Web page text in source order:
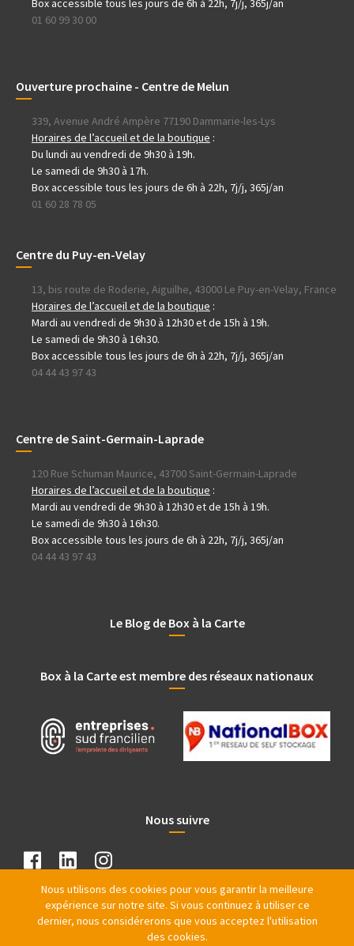
Box accessible tous les jours de 6h à 22h, 7j/j, 365j/an
01 60 99 30 00
Ouverture prochaine - Centre de Melun
339, Avenue André Ampère 77190 Dammarie-les-Lys
Horaires de l’accueil et de la boutique :
Du lundi au vendredi de 9h30 à 19h.
Le samedi de 9h30 à 17h.
Box accessible tous les jours de 6h à 22h, 7j/j, 365j/an
01 60 28 78 05
Centre du Puy-en-Velay
13, bis route de Roderie, Aiguilhe, 43000 Le Puy-en-Velay, France
Horaires de l’accueil et de la boutique :
Mardi au vendredi de 9h30 à 12h30 et de 15h à 19h.
Le samedi de 9h30 à 16h30.
Box accessible tous les jours de 6h à 22h, 7j/j, 365j/an
04 44 43 97 43
Centre de Saint-Germain-Laprade
120 Rue Schuman Maurice, 43700 Saint-Germain-Laprade
Horaires de l’accueil et de la boutique :
Mardi au vendredi de 9h30 à 12h30 et de 15h à 19h.
Le samedi de 9h30 à 16h30.
Box accessible tous les jours de 6h à 22h, 7j/j, 365j/an
04 44 43 97 43
Le Blog de Box à la Carte
Box à la Carte est membre des réseaux nationaux
Nous suivre
Nous utilisons des cookies pour vous garantir la meilleure
expérience sur notre site. Si vous continuez à utiliser ce
dernier, nous considérerons que vous acceptez l'utilisation
des cookies.